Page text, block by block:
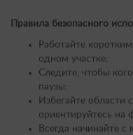
Правила безопасного
Работайте
одном участке;
Следите, чтобы
паузы;
Избегайте области
ориентируйтесь на
Всегда начинайте